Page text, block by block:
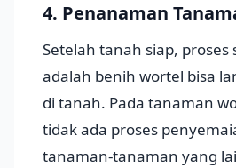
4. Penanaman
Setelah tanah siap, proses
adalah benih wortel bisa
di tanah. Pada tanaman
tidak ada proses
tanaman-tanaman yang